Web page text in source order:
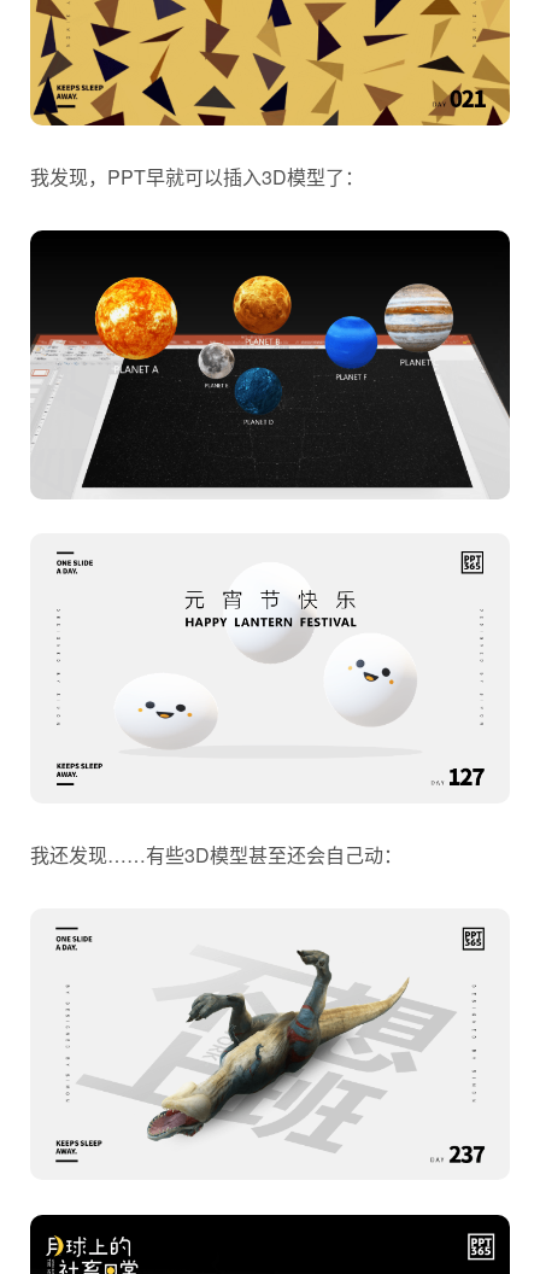
我发现，PPT早就可以插入3D模型了：
我还发现……有些3D模型甚至还会自己动：